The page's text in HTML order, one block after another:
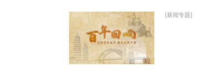
[新闻专题]